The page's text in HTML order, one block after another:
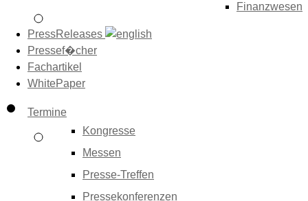
Finanzwesen
PressReleases
Pressef�cher
Fachartikel
WhitePaper
Termine
Kongresse
Messen
Presse-Treffen
Pressekonferenzen